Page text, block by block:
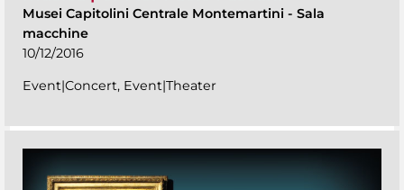
Musei Capitolini Centrale Montemartini - Sala
macchine
10/12/2016
Event|Concert, Event|Theater